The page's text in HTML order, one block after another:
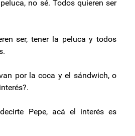
no sé. Todos quieren ser
ser, tener la peluca y todos
por la coca y el sándwich, o
Pepe, acá el interés es